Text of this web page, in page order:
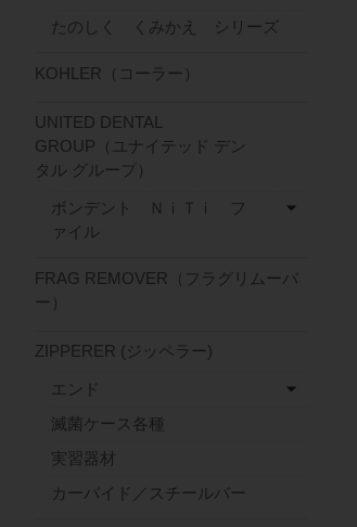
たのしく くみかえ シリーズ
KOHLER（コーラー）
UNITED DENTAL
GROUP（ユナイテッド デン
タル グループ）
ボンデント ＮｉＴｉ フ
ァイル
FRAG REMOVER（フラグリムーバ
ー）
ZIPPERER (ジッペラー)
エンド
滅菌ケース各種
実習器材
カーバイド／スチールバー